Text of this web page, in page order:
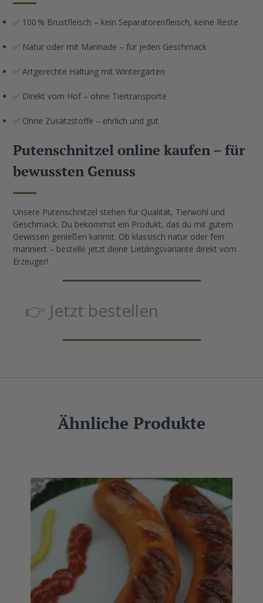
✅ 100 % Brustfleisch – kein Separatorenfleisch, keine Reste
✅ Natur oder mit Marinade – für jeden Geschmack
✅ Artgerechte Haltung mit Wintergärten
✅ Direkt vom Hof – ohne Tiertransporte
✅ Ohne Zusatzstoffe – ehrlich und gut
Putenschnitzel online kaufen – für
bewussten Genuss
Unsere Putenschnitzel stehen für Qualität, Tierwohl und
Geschmack. Du bekommst ein Produkt, das du mit gutem
Gewissen genießen kannst. Ob klassisch natur oder fein
mariniert – bestelle jetzt deine Lieblingsvariante direkt vom
Erzeuger!
👉 Jetzt bestellen
Ähnliche Produkte